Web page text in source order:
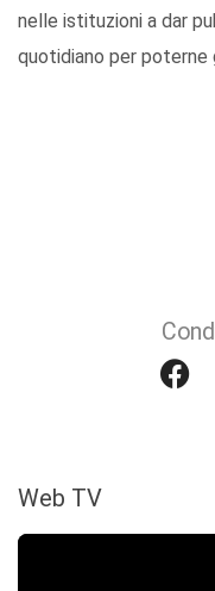
nelle istituzioni a dar
quotidiano per poterne
Web TV